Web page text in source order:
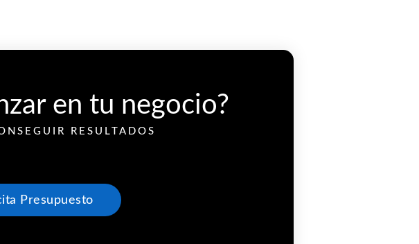
en tu negocio?
RESULTADOS
Presupuesto